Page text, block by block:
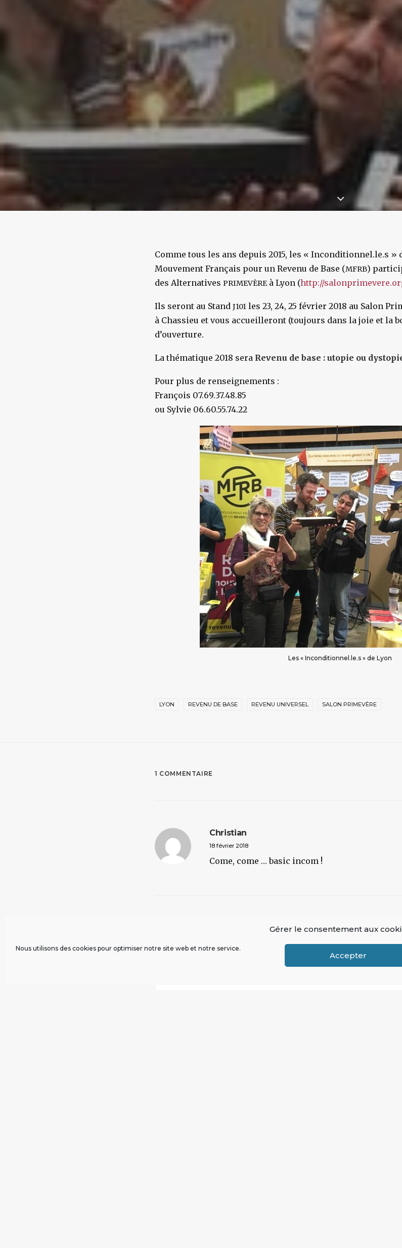
Gérer le consentement aux
Nous utilisons des cookies pour optimiser notre site web et notre service.
Accepter
Comme tous les ans depuis 2015, les « Inconditionnel.le.s »
Mouvement Français pour un Revenu de Base (MFRB)
des Alternatives PRIMEVÈREà Lyon (http://
Ils seront au Stand J101 les 23, 24, 25 février 2018 au Salon
à Chassieu et vous accueilleront (toujours dans la joie et la
d’ouverture.
La thématique 2018 sera Revenu de base : utopie ou
Pour plus de renseignements :
François 07.69.37.48.85
ou Sylvie 06.60.55.74.22
Les « Inconditionnel.le.s » de Lyon
LYON REVENU DE BASE REVENU UNIVERSEL SALON PRIMEVÈRE
1 COMMENTAIRE
Christian
18 février 2018
Come, come … basic incom !